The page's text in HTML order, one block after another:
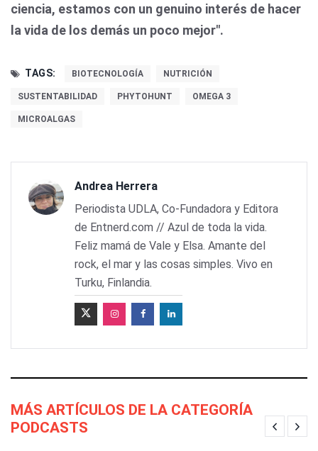
ciencia, estamos con un genuino interés de hacer
la vida de los demás un poco mejor".
TAGS: BIOTECNOLOGÍA NUTRICIÓN
SUSTENTABILIDAD PHYTOHUNT OMEGA 3
MICROALGAS
Andrea Herrera
Periodista UDLA, Co-Fundadora y Editora
de Entnerd.com // Azul de toda la vida.
Feliz mamá de Vale y Elsa. Amante del
rock, el mar y las cosas simples. Vivo en
Turku, Finlandia.
MÁS ARTÍCULOS DE LA CATEGORÍA
PODCASTS